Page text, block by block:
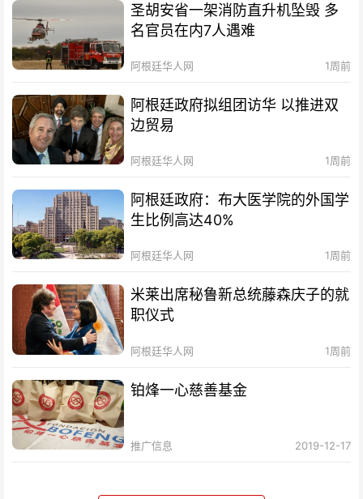
圣胡安省一架消防直升机坠毁 多
名官员在内7人遇难
阿根廷华人网 1周前
阿根廷政府拟组团访华 以推进双
边贸易
阿根廷华人网 1周前
阿根廷政府：布大医学院的外国学
生比例高达40%
阿根廷华人网 1周前
米莱出席秘鲁新总统藤森庆子的就
职仪式
阿根廷华人网 1周前
铂烽一心慈善基金
推广信息 2019-12-17